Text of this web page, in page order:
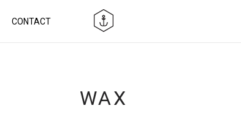
CONTACT
WAX